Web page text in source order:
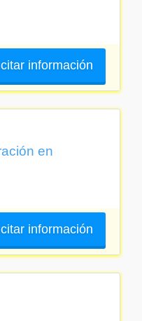
información
en
información